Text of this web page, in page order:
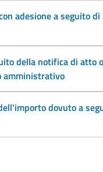
adesione a seguito
della notifica di atto o
amministrativo
dovuto a